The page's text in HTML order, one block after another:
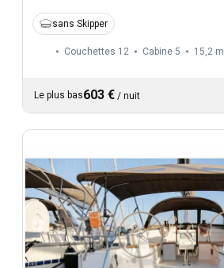
sans Skipper
Couchettes 12 Cabine 5 15,2 m
Le plus bas603 € / nuit